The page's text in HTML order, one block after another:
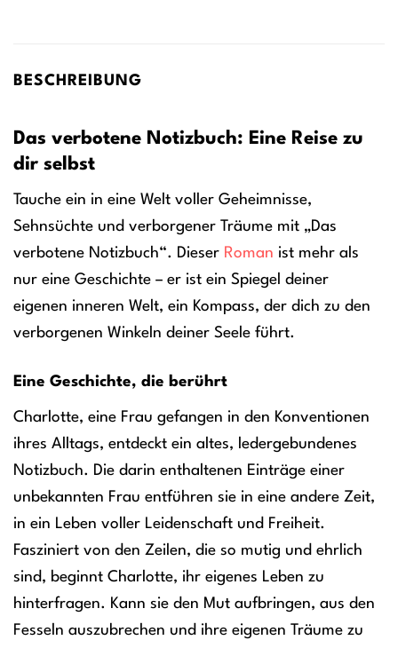
BESCHREIBUNG
Das verbotene Notizbuch: Eine Reise zu
dir selbst
Tauche ein in eine Welt voller Geheimnisse,
Sehnsüchte und verborgener Träume mit „Das
verbotene Notizbuch“. Dieser Roman ist mehr als
nur eine Geschichte – er ist ein Spiegel deiner
eigenen inneren Welt, ein Kompass, der dich zu den
verborgenen Winkeln deiner Seele führt.
Eine Geschichte, die berührt
Charlotte, eine Frau gefangen in den Konventionen
ihres Alltags, entdeckt ein altes, ledergebundenes
Notizbuch. Die darin enthaltenen Einträge einer
unbekannten Frau entführen sie in eine andere Zeit,
in ein Leben voller Leidenschaft und Freiheit.
Fasziniert von den Zeilen, die so mutig und ehrlich
sind, beginnt Charlotte, ihr eigenes Leben zu
hinterfragen. Kann sie den Mut aufbringen, aus den
Fesseln auszubrechen und ihre eigenen Träume zu